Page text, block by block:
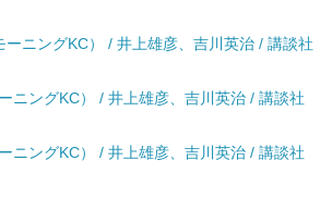
ーニングKC） / 井上雄彦、吉川英治 / 講談社
ニングKC） / 井上雄彦、吉川英治 / 講談社
ニングKC） / 井上雄彦、吉川英治 / 講談社